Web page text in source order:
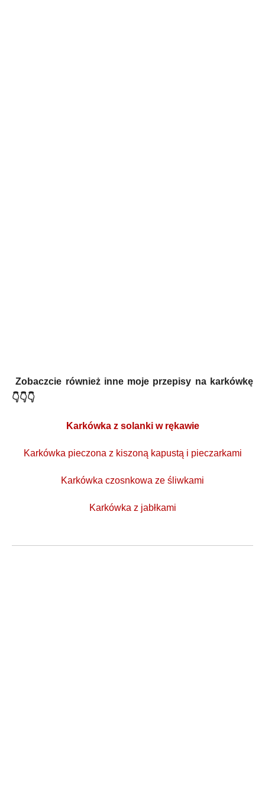
Zobaczcie również inne moje przepisy na karkówkę
👇👇👇
Karkówka z solanki w rękawie
Karkówka pieczona z kiszoną kapustą i pieczarkami
Karkówka czosnkowa ze śliwkami
Karkówka z jabłkami